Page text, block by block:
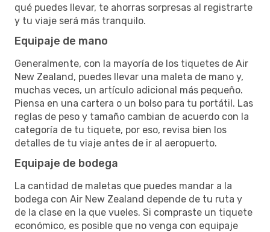
qué puedes llevar, te ahorras sorpresas al registrarte
y tu viaje será más tranquilo.
Equipaje de mano
Generalmente, con la mayoría de los tiquetes de Air
New Zealand, puedes llevar una maleta de mano y,
muchas veces, un artículo adicional más pequeño.
Piensa en una cartera o un bolso para tu portátil. Las
reglas de peso y tamaño cambian de acuerdo con la
categoría de tu tiquete, por eso, revisa bien los
detalles de tu viaje antes de ir al aeropuerto.
Equipaje de bodega
La cantidad de maletas que puedes mandar a la
bodega con Air New Zealand depende de tu ruta y
de la clase en la que vueles. Si compraste un tiquete
económico, es posible que no venga con equipaje